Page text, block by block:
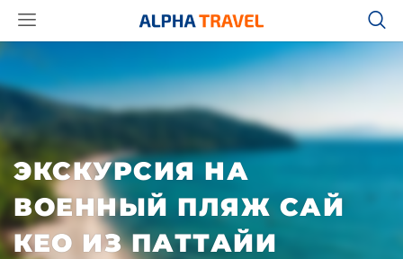
ЭКСКУРСИЯ НА
ВОЕННЫЙ ПЛЯЖ САЙ
КЕО ИЗ ПАТТАЙИ